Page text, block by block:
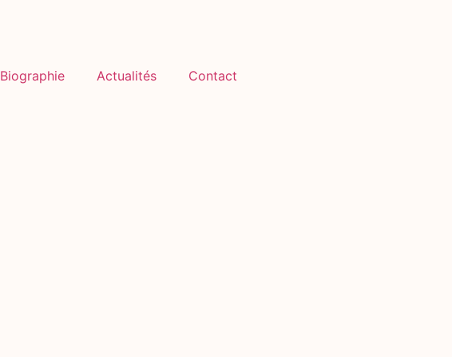
Biographie Actualités Contact